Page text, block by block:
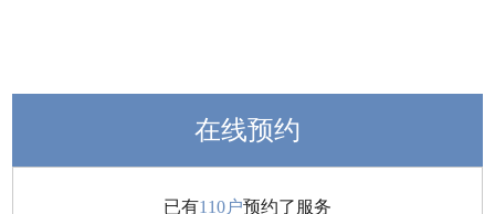
在线预约
已有110户预约了服务